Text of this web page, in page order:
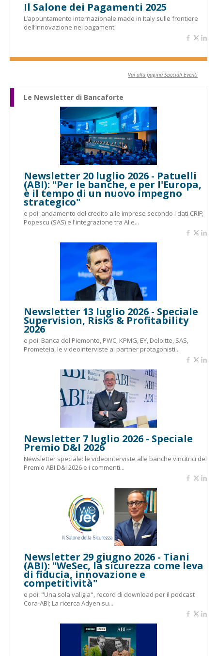
Il Salone dei Pagamenti 2025
L’appuntamento internazionale made in Italy sulle frontiere
dell’innovazione nei pagamenti
Vai alla pagina Speciali Eventi
Le Newsletter di Bancaforte
Newsletter 20 luglio 2026 - Patuelli
(ABI): "Per le banche, e per l'Europa,
è il tempo di un nuovo impegno
strategico"
e poi: andamento del credito alle imprese secondo i dati CRIF;
Popescu (SAS) e l'integrazione tra AI e...
Newsletter 13 luglio 2026 - Speciale
Supervision, Risks & Profitability
2026
e poi: Banca del Piemonte, PWC, KPMG, EY, Deloitte, SAS,
Prometeia, le videointerviste ai partner protagonisti...
Newsletter 7 luglio 2026 - Speciale
Premio D&I 2026
Newsletter speciale: le videointerviste alle banche vincitrici del
Premio ABI D&I 2026 e i commenti...
Newsletter 29 giugno 2026 - Tiani
(ABI): "WeSec, la sicurezza come leva
di fiducia, innovazione e
competitività"
e poi: "Una sola valigia", record di download per il podcast
Cora-ABI; La ricerca Adyen su...